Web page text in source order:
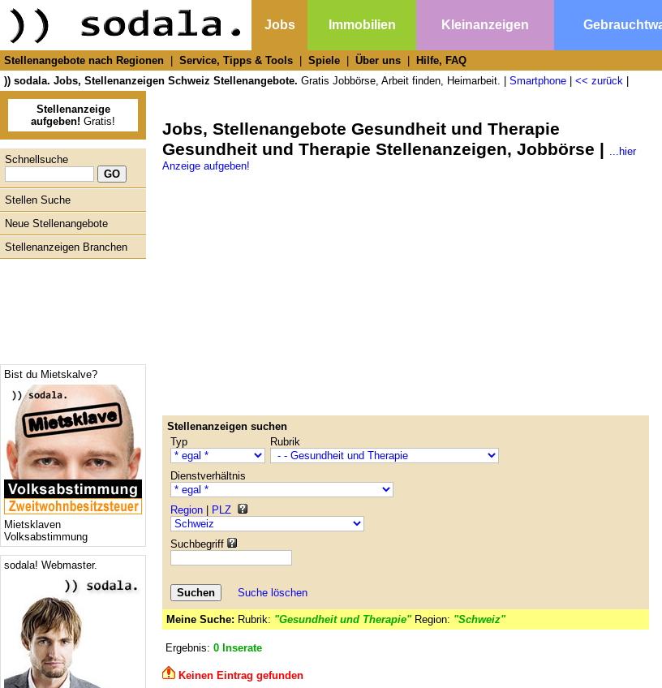
Jobs Immobilien Kleinanzeigen
Stellenangebote nach Regionen Service, Tipps & Tools Spiele Über uns
Hilfe, FAQ
)) sodala. Jobs, Stellenanzeigen Schweiz Stellenangebote. Gratis Jobbörse, Arbeit finden, Heimarbeit. | Smartphone << zurück
Stellenanzeige
aufgeben! Gratis!
Schnellsuche
Stellen Suche
Neue Stellenangebote
Stellenanzeigen Branchen
Bist du Mietskalve?
Mietsklaven
Volksabstimmung
sodala! Webmaster.
Jobs, Stellenangebote Gesundheit und Therapie
Gesundheit und Therapie Stellenanzeigen, Jobbörse | ...hier
Anzeige aufgeben!
Stellenanzeigen suchen
Typ
Rubrik
Dienstverhältnis
Region PLZ
Suchbegriff
Suche löschen
Meine Suche: Rubrik: "Gesundheit und Therapie"Region: "Schweiz"
Ergebnis: 0 Inserate
Keinen Eintrag gefunden